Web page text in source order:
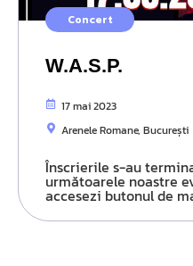
Concert
W.A.S.P.
17 mai 2023
Arenele Romane, București
Înscrierile s-au
următoarele noastre
accesezi butonul de